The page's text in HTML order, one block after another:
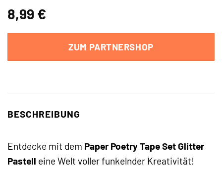
8,99 €
ZUM PARTNERSHOP
BESCHREIBUNG
Entdecke mit dem Paper Poetry Tape Set Glitter
Pastell eine Welt voller funkelnder Kreativität!